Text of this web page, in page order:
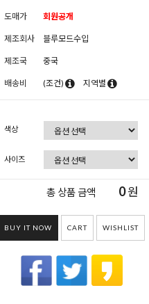
도매가 회원공개
제조회사 블루모드수입
제조국 중국
배송비 (조건) 지역별
색상
사이즈
총 상품 금액 0원
BUY IT NOW CART WISHLIST